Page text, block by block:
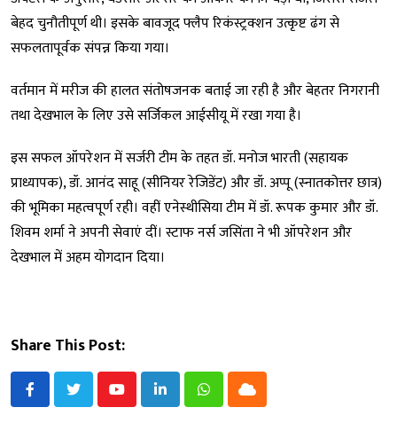
बेहद चुनौतीपूर्ण थी। इसके बावजूद फ्लैप रिकंस्ट्रक्शन उत्कृष्ट ढंग से
सफलतापूर्वक संपन्न किया गया।
वर्तमान में मरीज की हालत संतोषजनक बताई जा रही है और बेहतर निगरानी
तथा देखभाल के लिए उसे सर्जिकल आईसीयू में रखा गया है।
इस सफल ऑपरेशन में सर्जरी टीम के तहत डॉ. मनोज भारती (सहायक
प्राध्यापक), डॉ. आनंद साहू (सीनियर रेजिडेंट) और डॉ. अप्पू (स्नातकोत्तर छात्र)
की भूमिका महत्वपूर्ण रही। वहीं एनेस्थीसिया टीम में डॉ. रूपक कुमार और डॉ.
शिवम शर्मा ने अपनी सेवाएं दीं। स्टाफ नर्स जसिंता ने भी ऑपरेशन और
देखभाल में अहम योगदान दिया।
Share This Post:
YoutubeLinkedInWhatsappCloud